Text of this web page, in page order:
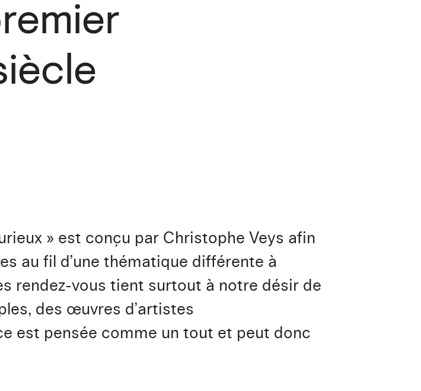
» est conçu par Christophe Veys afin
au fil d’une thématique différente à
rendez-vous tient surtout à notre désir de
des œuvres d’artistes
est pensée comme un tout et peut donc